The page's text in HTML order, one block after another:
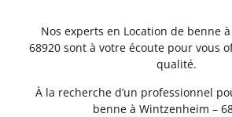
Nos experts en Location de benne
68920 sont à votre écoute pour vous
qualité.
À la recherche d’un professionnel
benne à Wintzenheim –